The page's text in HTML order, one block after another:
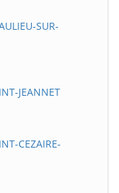
SUR-
JEANNET
CEZAIRE-